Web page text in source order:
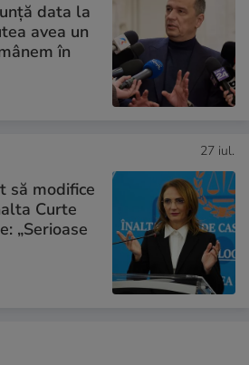
data la
avea un
în
27 iul.
să modifice
Curte
„Serioase